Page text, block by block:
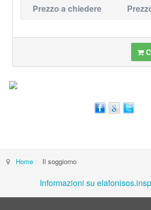
Prezzo a chiedere
Home Il soggiorno
Informazioni su